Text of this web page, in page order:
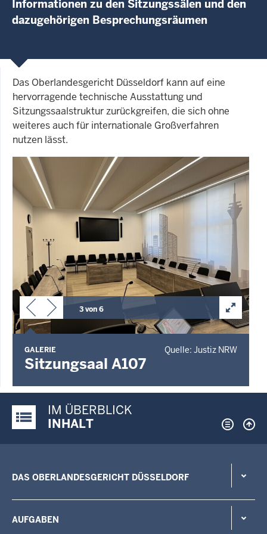
Informationen zu den Sitzungssälen und den
dazugehörigen Besprechungsräumen
Das Oberlandesgericht Düsseldorf kann auf eine
hervorragende technische Ausstattung und
Sitzungssaalstruktur zurückgreifen, die sich ohne
weiteres auch für internationale Großverfahren
nutzen lässt.
3 von 6
Quelle: Justiz NRW
GALERIE
Sitzungsaal A107
Justiz-Portal im Überblick:
IM ÜBERBLICK
INHALT
DAS OBERLANDESGERICHT DÜSSELDORF
AUFGABEN